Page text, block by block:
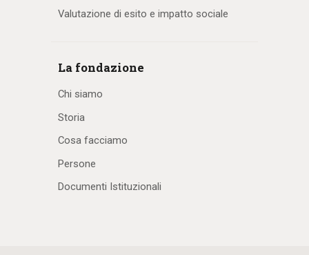
Valutazione di esito e impatto sociale
La fondazione
Chi siamo
Storia
Cosa facciamo
Persone
Documenti Istituzionali